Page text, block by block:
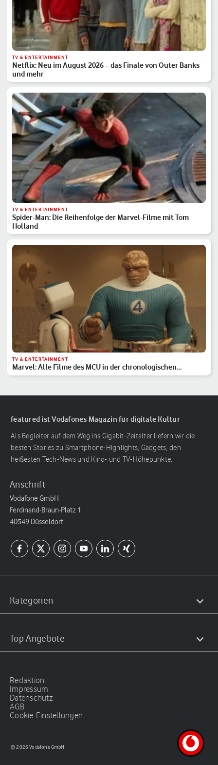
TV & ENTERTAINMENT
Netflix: Neu im August 2026 – das Finale von Outer Banks
und mehr
TV & ENTERTAINMENT
Spider-Man: Die Reihenfolge der Marvel-Filme mit Tom
Holland
TV & ENTERTAINMENT
Marvel: Alle Filme des MCU in der chronologischen
Reihenfolge
featured ist Vodafones Magazin für digitale Kultur
Als Begleiter auf dem Weg ins Gigabit-Zeitalter liefern wir die
besten Stories zu Smartphone-Highlights, Gadgets, den
heißesten Tech-News und Kino- und TV-Höhepunkte.
Anschrift
Vodafone GmbH
Ferdinand-Braun-Platz 1
40549 Düsseldorf
Kategorien
Top Angebote
Redaktion
Impressum
Datenschutz
AGB
Cookie-Einstellungen
© 2026 Vodafone GmbH